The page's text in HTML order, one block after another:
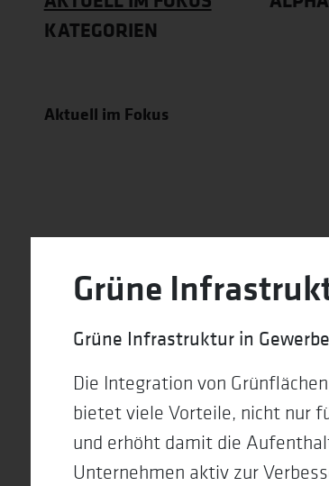
KATEGORIEN
Aktuell im Fokus
Grüne
Grüne Infrastruktur in
Die Integration von
bietet viele Vorteile, nicht nur
und erhöht damit die
Unternehmen aktiv zur